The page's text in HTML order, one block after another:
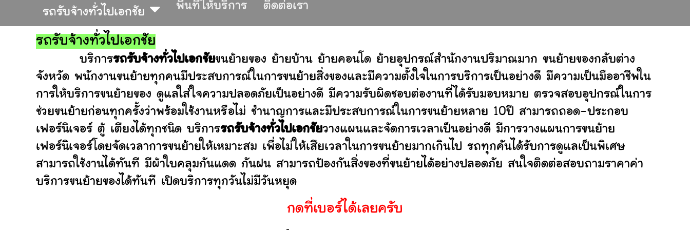
รถรับจ้างทั่วไปเอกชัย
พื้นที่ให้บริการ ติดต่อเรา
รถรับจ้างทั่วไปเอกชัย
บริการรถรับจ้างทั่วไปเอกชัยขนย้ายของ ย้ายบ้าน ย้ายคอนโด ย้ายอุปกรณ์สำนักงานปริมาณมาก ขนย้ายของกลับต่าง
จังหวัด พนักงานขนย้ายทุกคนมีประสบการณ์ในการขนย้ายสิ่งของและมีความตั้งใจในการบริการเป็นอย่างดี มีความเป็นมืออาชีพใน
การให้บริการขนย้ายของ ดูแลใส่ใจความปลอดภัยเป็นอย่างดี มีความรับผิดชอบต่องานที่ได้รับมอบหมาย ตรวจสอบอุปกรณ์ในการ
ช่วยขนย้ายก่อนทุกครั้งว่าพร้อมใช้งานหรือไม่ ชำนาญการและมีประสบการณ์ในการขนย้ายหลาย 10ปี สามารถถอด-ประกอบ
เฟอร์นิเจอร์ ตู้ เตียงได้ทุกชนิด บริการรถรับจ้างทั่วไปเอกชัยวางแผนและจัดการเวลาเป็นอย่างดี มีการวางแผนการขนย้าย
เฟอร์นิเจอร์โดยจัดเวลาการขนย้ายให้เหมาะสม เพื่อไม่ให้เสียเวลาในการขนย้ายมากเกินไป รถทุกคันได้รับการดูแลเป็นพิเศษ
สามารถใช้งานได้ทันที มีผ้าใบคลุมกันแดด กันฝน สามารถป้องกันสิ่งของที่ขนย้ายได้อย่างปลอดภัย สนใจติดต่อสอบถามราคาค่า
บริการขนย้ายของได้ทันที เปิดบริการทุกวันไม่มีวันหยุด
กดที่เบอร์ได้เลยครับ